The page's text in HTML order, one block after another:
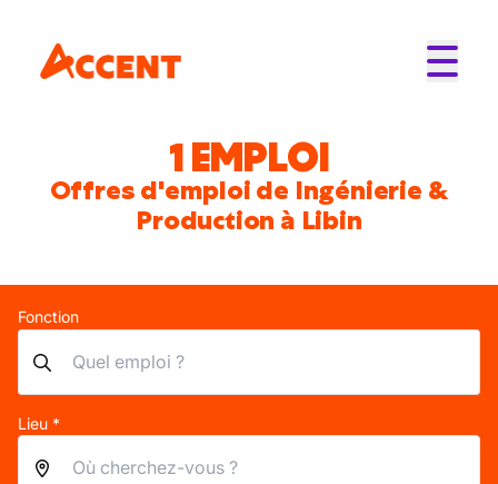
1 EMPLOI
Offres d'emploi de Ingénierie &
Production à Libin
Fonction
Lieu *